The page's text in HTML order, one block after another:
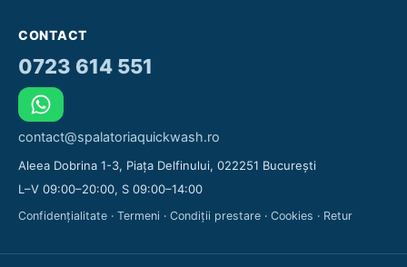
CONTACT
0723 614 551
contact@spalatoriaquickwash.ro
Aleea Dobrina 1-3, Piața Delfinului, 022251 București
L–V 09:00–20:00, S 09:00–14:00
Confidențialitate · Termeni · Condiții prestare · Cookies · Retur